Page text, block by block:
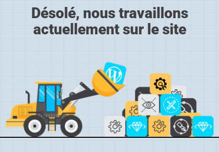
Désolé, nous travaillons
actuellement sur le site